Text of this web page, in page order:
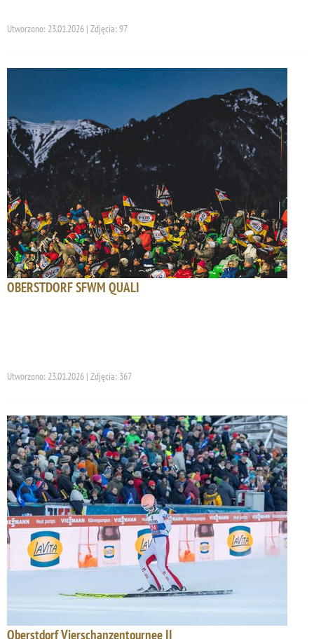
Utworzono: 23.01.2026 | Zdjęcia: 97
OBERSTDORF SFWM QUALI
Utworzono: 23.01.2026 | Zdjęcia: 367
Oberstdorf Vierschanzentournee II